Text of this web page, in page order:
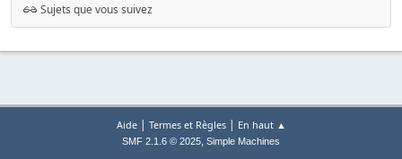
Sujets que vous suivez
Aide| Termes et Règles| En haut ▲
SMF 2.1.6 © 2025, Simple Machines